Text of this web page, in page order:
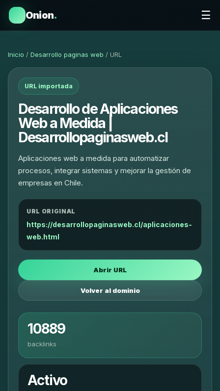
Onion. ☰
Inicio / Desarrollo paginas web / URL
URL importada
Desarrollo de Aplicaciones
Web a Medida |
Desarrollopaginasweb.cl
Aplicaciones web a medida para automatizar
procesos, integrar sistemas y mejorar la gestión de
empresas en Chile.
URL ORIGINAL
https://desarrollopaginasweb.cl/aplicaciones-
web.html
Abrir URL
Volver al dominio
10889
backlinks
Activo